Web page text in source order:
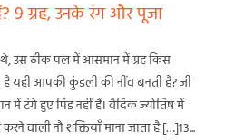
9 ग्रह, उनके रंग और पूजा
उस ठीक पल में आसमान में ग्रह किस
है यही आपकी कुंडली की नींव बनती है? जी
में टंगे हुए पिंड नहीं हैं। वैदिक ज्योतिष में
वाली नौ शक्तियाँ माना जाता है […]13...